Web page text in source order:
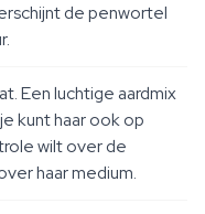
de penwortel
Een luchtige aardmix
kunt haar ook op
wilt over de
haar medium.